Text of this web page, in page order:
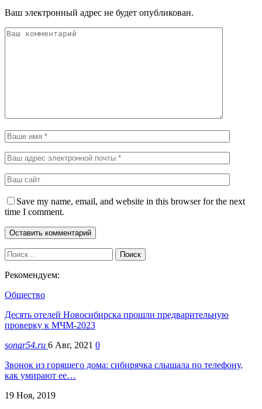
Ваш электронный адрес не будет опубликован.
Save my name, email, and website in this browser for the next
time I comment.
Рекомендуем:
Общество
Десять отелей Новосибирска прошли предварительную
проверку к МЧМ-2023
sonar54.ru 6 Авг, 2021 0
Звонок из горящего дома: сибирячка слышала по телефону,
как умирают ее…
19 Ноя, 2019